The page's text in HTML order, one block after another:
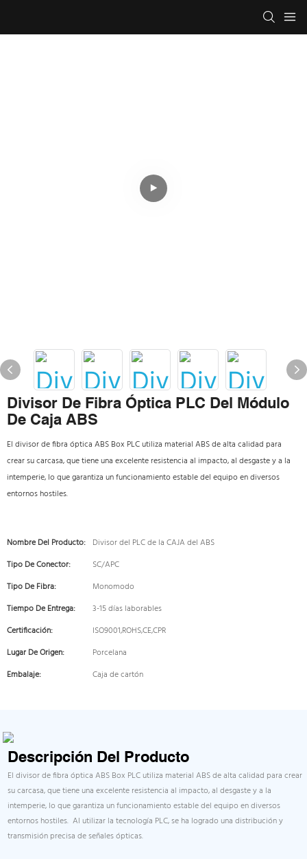
Divisor De Fibra Óptica PLC Del Módulo
De Caja ABS
El divisor de fibra óptica ABS Box PLC utiliza material ABS de alta calidad para
crear su carcasa, que tiene una excelente resistencia al impacto, al desgaste y a la
intemperie, lo que garantiza un funcionamiento estable del equipo en diversos
entornos hostiles.
Nombre Del Producto: Divisor del PLC de la CAJA del ABS
Tipo De Conector:
SC/APC
Tipo De Fibra:
Monomodo
Tiempo De Entrega:
3-15 días laborables
Certificación:
ISO9001,ROHS,CE,CPR
Lugar De Origen:
Porcelana
Embalaje:
Caja de cartón
Descripción Del Producto
El divisor de fibra óptica ABS Box PLC utiliza material ABS de alta calidad para crear
su carcasa, que tiene una excelente resistencia al impacto, al desgaste y a la
intemperie, lo que garantiza un funcionamiento estable del equipo en diversos
entornos hostiles. Al utilizar la tecnología PLC, se ha logrado una distribución y
transmisión precisa de señales ópticas.